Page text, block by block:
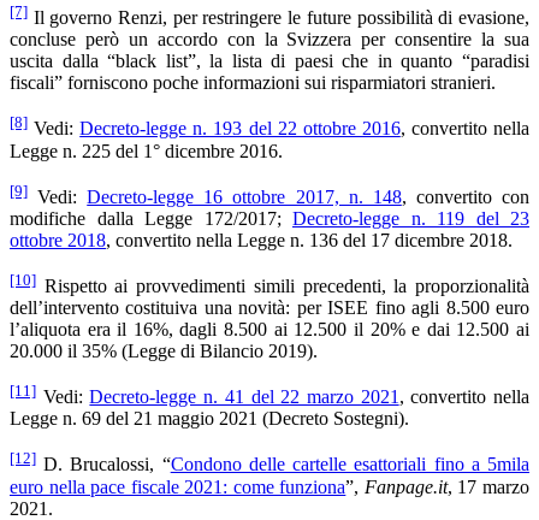
[7] Il governo Renzi, per restringere le future possibilità di evasione,
concluse però un accordo con la Svizzera per consentire la sua
uscita dalla “black list”, la lista di paesi che in quanto “paradisi
fiscali” forniscono poche informazioni sui risparmiatori stranieri.
[8] Vedi:Decreto-legge n. 193 del 22 ottobre 2016, convertito nella
Legge n. 225 del 1° dicembre 2016.
[9] Vedi:Decreto-legge 16 ottobre 2017, n. 148, convertito con
modifiche dalla Legge 172/2017; Decreto-legge n. 119 del 23
ottobre 2018, convertito nella Legge n. 136 del 17 dicembre 2018.
[10] Rispetto ai provvedimenti simili precedenti, la proporzionalità
dell’intervento costituiva una novità: per ISEE fino agli 8.500 euro
l’aliquota era il 16%, dagli 8.500 ai 12.500 il 20% e dai 12.500 ai
20.000 il 35% (Legge di Bilancio 2019).
[11] Vedi:Decreto-legge n. 41 del 22 marzo 2021, convertito nella
Legge n. 69 del 21 maggio 2021 (Decreto Sostegni).
[12] D. Brucalossi, “Condono delle cartelle esattoriali fino a 5mila
euro nella pace fiscale 2021: come funziona”, Fanpage.it, 17 marzo
2021.